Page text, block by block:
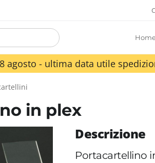
agosto - ultima data utile
in plex
Descrizione
Portacartellino